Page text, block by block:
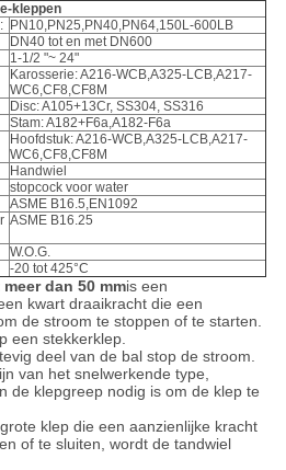
kleppen
PN10,PN25,PN40,PN64,150L-600LB
DN40 tot en met DN600
1-1/2 "~ 24"
Karosserie: A216-WCB,A325-LCB,A217-
WC6,CF8,CF8M
Disc: A105+13Cr, SS304, SS316
Stam: A182+F6a,A182-F6a
Hoofdstuk: A216-WCB,A325-LCB,A217-
WC6,CF8,CF8M
Handwiel
stopcock voor water
ASME B16.5,EN1092
ASME B16.25
W.O.G.
-20 tot 425°C
dan 50 mmis een
kwart draaikracht die een
de stroom te stoppen of te starten.
een stekkerklep.
deel van de bal stop de stroom.
van het snelwerkende type,
de klepgreep nodig is om de klep te
klep die een aanzienlijke kracht
of te sluiten, wordt de tandwiel